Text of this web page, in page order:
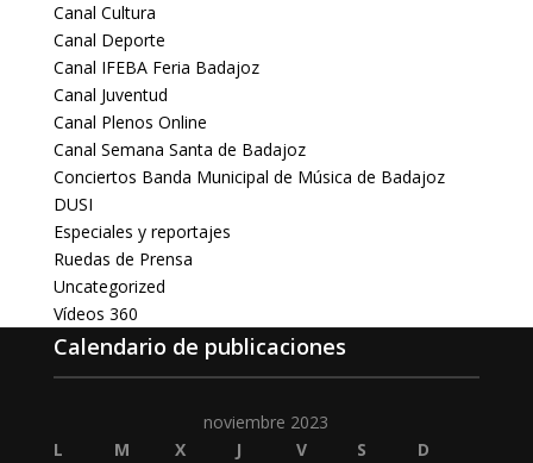
Canal Cultura
Canal Deporte
Canal IFEBA Feria Badajoz
Canal Juventud
Canal Plenos Online
Canal Semana Santa de Badajoz
Conciertos Banda Municipal de Música de Badajoz
DUSI
Especiales y reportajes
Ruedas de Prensa
Uncategorized
Vídeos 360
Calendario de publicaciones
noviembre 2023
L
M X J V S
D